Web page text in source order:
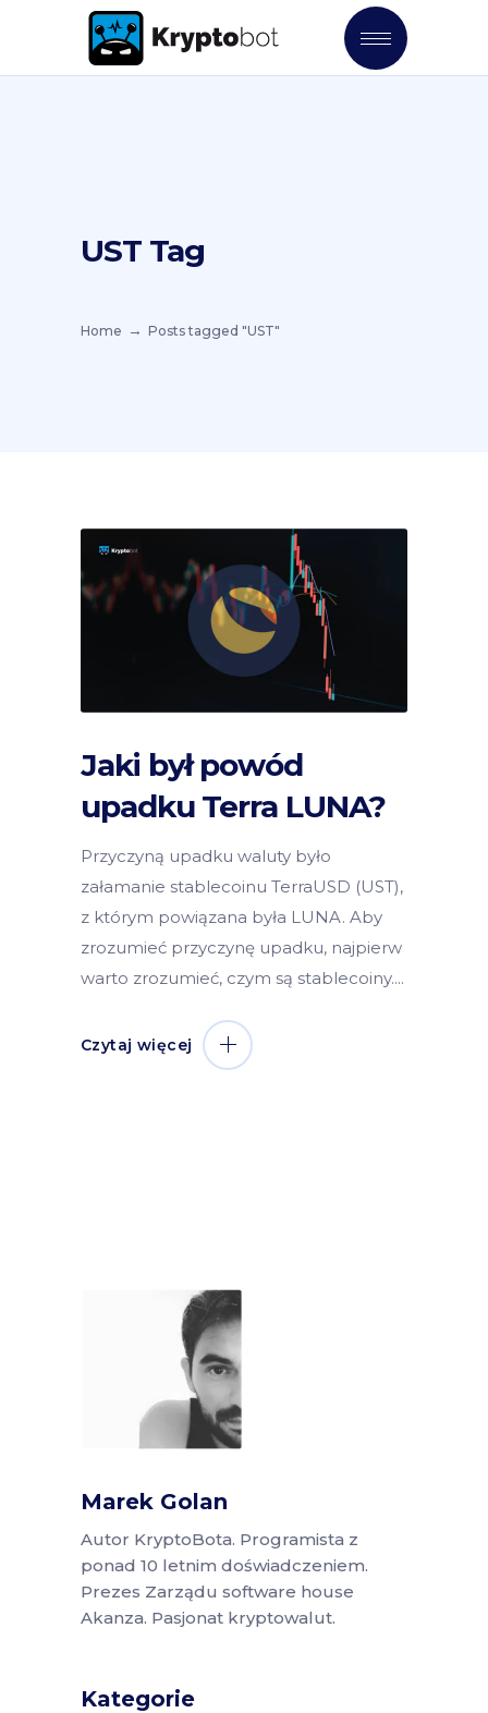
UST Tag
Home Posts tagged "UST"
Jaki był powód
upadku Terra LUNA?
Przyczyną upadku waluty było
załamanie stablecoinu TerraUSD (UST),
z którym powiązana była LUNA. Aby
zrozumieć przyczynę upadku, najpierw
warto zrozumieć, czym są stablecoiny.
Czytaj więcej
Marek Golan
Autor KryptoBota. Programista z
ponad 10 letnim doświadczeniem.
Prezes Zarządu software house
Akanza. Pasjonat kryptowalut.
Kategorie